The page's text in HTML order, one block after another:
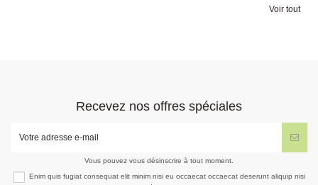
Voir tout
Recevez nos offres spéciales
Vous pouvez vous désinscrire à tout moment.
Enim quis fugiat consequat elit minim nisi eu occaecat occaecat deserunt aliquip nisi